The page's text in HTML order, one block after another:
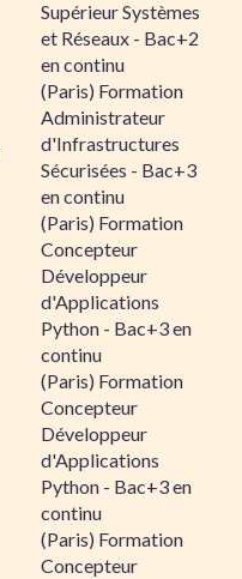
Supérieur Systèmes
et Réseaux - Bac+2
en continu
(Paris) Formation
Administrateur
d'Infrastructures
Sécurisées - Bac+3
en continu
(Paris) Formation
Concepteur
Développeur
d'Applications
Python - Bac+3 en
continu
(Paris) Formation
Concepteur
Développeur
d'Applications
Python - Bac+3 en
continu
(Paris) Formation
Concepteur